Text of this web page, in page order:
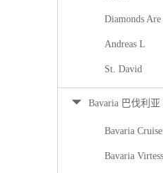
Diamonds
Andreas L
St. David
Bavaria 巴伐利亚
Bavaria
Bavaria